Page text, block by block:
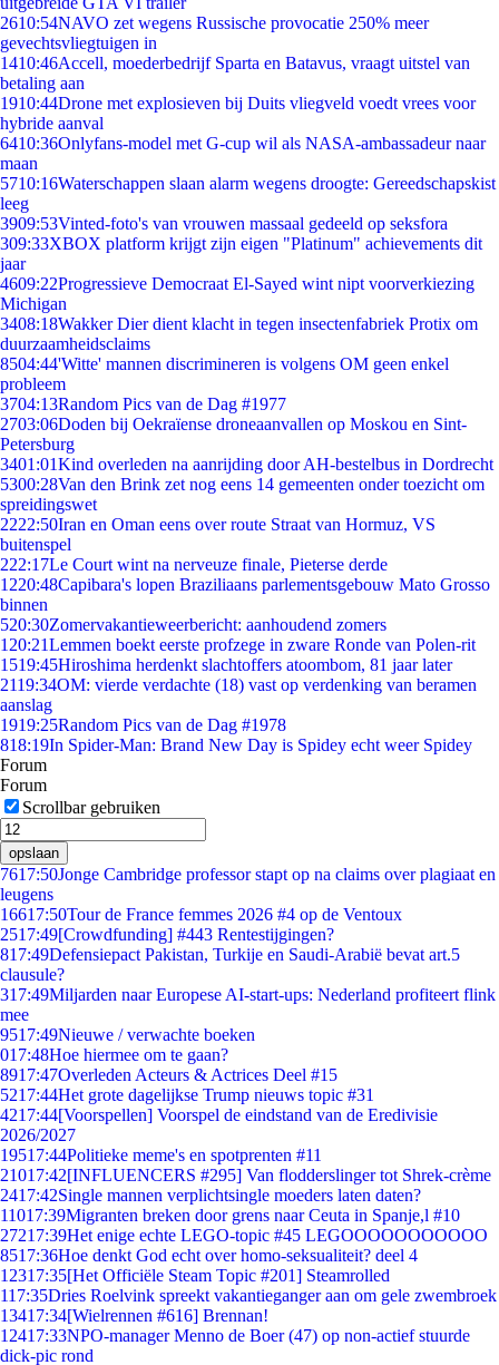
2610:54NAVO zet wegens Russische provocatie 250% meer
gevechtsvliegtuigen in
1410:46Accell, moederbedrijf Sparta en Batavus, vraagt uitstel van
betaling aan
1910:44Drone met explosieven bij Duits vliegveld voedt vrees voor
hybride aanval
6410:36Onlyfans-model met G-cup wil als NASA-ambassadeur naar
maan
5710:16Waterschappen slaan alarm wegens droogte: Gereedschapskist
leeg
3909:53Vinted-foto's van vrouwen massaal gedeeld op seksfora
309:33XBOX platform krijgt zijn eigen "Platinum" achievements dit
jaar
4609:22Progressieve Democraat El-Sayed wint nipt voorverkiezing
Michigan
3408:18Wakker Dier dient klacht in tegen insectenfabriek Protix om
duurzaamheidsclaims
8504:44'Witte' mannen discrimineren is volgens OM geen enkel
probleem
3704:13Random Pics van de Dag #1977
2703:06Doden bij Oekraïense droneaanvallen op Moskou en Sint-
Petersburg
3401:01Kind overleden na aanrijding door AH-bestelbus in Dordrecht
5300:28Van den Brink zet nog eens 14 gemeenten onder toezicht om
spreidingswet
2222:50Iran en Oman eens over route Straat van Hormuz, VS
buitenspel
222:17Le Court wint na nerveuze finale, Pieterse derde
1220:48Capibara's lopen Braziliaans parlementsgebouw Mato Grosso
binnen
520:30Zomervakantieweerbericht: aanhoudend zomers
1 20:21Lemmen boekt eerste profzege in zware Ronde van Polen-rit
1519:45Hiroshima herdenkt slachtoffers atoombom, 81 jaar later
2119:34OM: vierde verdachte (18) vast op verdenking van beramen
aanslag
1919:25Random Pics van de Dag #1978
818:19In Spider-Man: Brand New Day is Spidey echt weer Spidey
Forum
Forum
Scrollbar gebruiken
opslaan
7617:50Jonge Cambridge professor stapt op na claims over plagiaat en
leugens
16617:50Tour de France femmes 2026 #4 op de Ventoux
2517:49[Crowdfunding] #443 Rentestijgingen?
817:49Defensiepact Pakistan, Turkije en Saudi-Arabië bevat art.5
clausule?
317:49Miljarden naar Europese AI-start-ups: Nederland profiteert flink
mee
9517:49Nieuwe / verwachte boeken
017:48Hoe hiermee om te gaan?
8917:47Overleden Acteurs & Actrices Deel #15
5217:44Het grote dagelijkse Trump nieuws topic #31
4217:44[Voorspellen] Voorspel de eindstand van de Eredivisie
2026/2027
19517:44Politieke meme's en spotprenten #11
21017:42[INFLUENCERS #295] Van flodderslinger tot Shrek-crème
2417:42Single mannen verplichtsingle moeders laten daten?
11017:39Migranten breken door grens naar Ceuta in Spanje,l #10
27217:39Het enige echte LEGO-topic #45 LEGOOOOOOOOOOO
8517:36Hoe denkt God echt over homo-seksualiteit? deel 4
12317:35[Het Officiële Steam Topic #201] Steamrolled
117:35Dries Roelvink spreekt vakantieganger aan om gele zwembroek
13417:34[Wielrennen #616] Brennan!
12417:33NPO-manager Menno de Boer (47) op non-actief stuurde
dick-pic rond